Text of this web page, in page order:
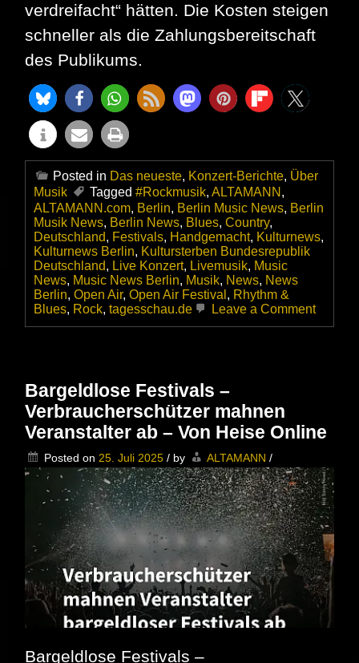
verdreifacht“ hätten. Die Kosten steigen
schneller als die Zahlungsbereitschaft
des Publikums.
Posted in Das neueste, Konzert-Berichte, Über
Musik
Tagged #Rockmusik, ALTAMANN ,
ALTAMANN.com, Berlin, Berlin Music News, Berlin
Musik News, Berlin News, Blues, Country,
Deutschland, Festivals, Handgemacht, Kulturnews,
Kulturnews Berlin, Kultursterben Bundesrepublik
Deutschland, Live Konzert, Livemusik, Music
News, Music News Berlin, Musik, News, News
Berlin, Open Air, Open Air Festival , Rhythm &
Blues, Rock, tagesschau.de Leave a Commenton
fetten
vorbei
Bargeldlose Festivals –
Verbraucherschützer mahnen
Veranstalter ab – Von Heise Online
Posted on 25. Juli 2025 / by ALTAMANN /
Bargeldlose Festivals –